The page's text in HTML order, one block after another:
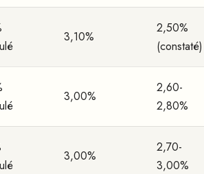
3,10%
2,50%
(constaté)
3,00%
2,60-
2,80%
3,00%
2,70-
3,00%